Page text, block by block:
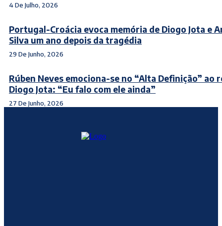
4 De Julho, 2026
Portugal-Croácia evoca memória de Diogo Jota e
Silva um ano depois da tragédia
29 De Junho, 2026
Rúben Neves emociona-se no “Alta Definição” ao
Diogo Jota: “Eu falo com ele ainda”
27 De Junho, 2026